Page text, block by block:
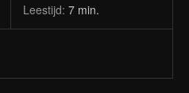
Leestijd: 7 min.